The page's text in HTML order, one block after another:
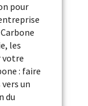
pour
les
votre
: faire
un
du